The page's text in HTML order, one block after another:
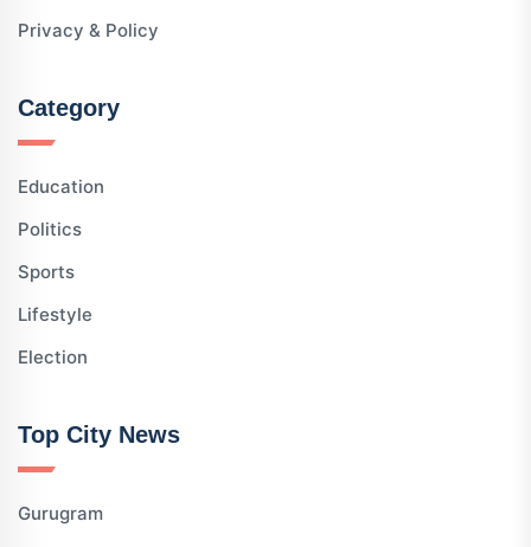
Privacy & Policy
Category
Education
Politics
Sports
Lifestyle
Election
Top City News
Gurugram